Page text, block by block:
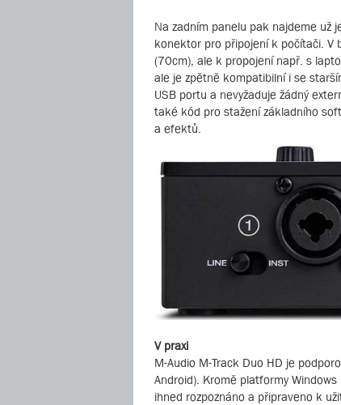
Na zadním panelu pak najdeme už
konektor pro připojení k počítači. V
(70cm), ale k propojení např. s
ale je zpětně kompatibilní i se
USB portu a nevyžaduje žádný
také kód pro stažení základního
a efektů.
V praxi
M-Audio M-Track Duo HD je
Android). Kromě platformy
ihned rozpoznáno a připraveno k